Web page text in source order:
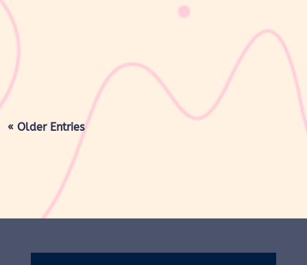
kulit bayi baru lahir sering kali membuat Mom & Dad khawatir.
Tidak jarang lapisan ini dianggap sebagai kotoran atau sisa cairan
persalinan yang harus segera dibersihkan, terutama jika jumlahnya
« Older Entries